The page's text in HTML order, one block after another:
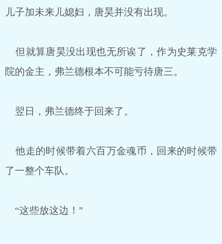
儿子加未来儿媳妇，唐昊并没有出现。
但就算唐昊没出现也无所诶了，作为史莱克学
院的金主，弗兰德根本不可能亏待唐三。
翌日，弗兰德终于回来了。
他走的时候带着六百万金魂币，回来的时候带
了一整个车队。
“这些放这边！”